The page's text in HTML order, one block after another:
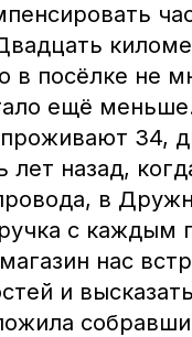
в посёлке не
ещё
34,
назад,
в
с каждым
нас
и